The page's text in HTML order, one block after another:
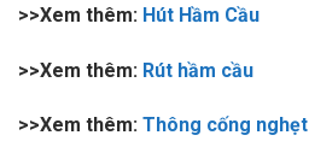
>>Xem thêm: Hút Hầm Cầu
>>Xem thêm: Rút hầm cầu
>>Xem thêm: Thông cống nghẹt